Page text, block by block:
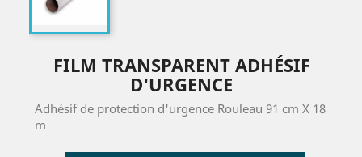
FILM TRANSPARENT ADHÉSIF
D'URGENCE
Adhésif de protection d'urgence Rouleau 91 cm X 18
m